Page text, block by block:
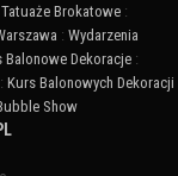
Tatuaże Brokatowe :
: Wydarzenia
Balonowe Dekoracje :
: Kurs Balonowych Dekoracji
Show